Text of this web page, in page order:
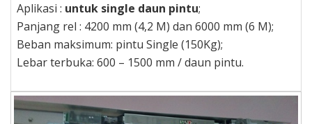
Aplikasi : untuk single daun pintu;
Panjang rel : 4200 mm (4,2 M) dan 6000 mm (6 M);
Beban maksimum: pintu Single (150Kg);
Lebar terbuka: 600 – 1500 mm / daun pintu.